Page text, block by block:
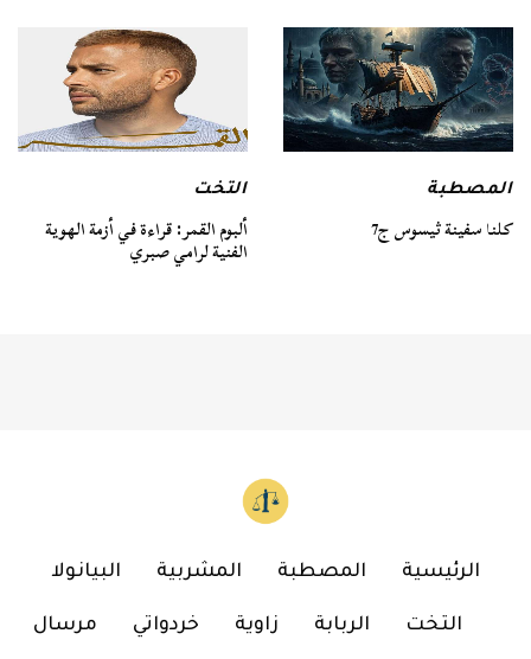
المصطبة
كلنا سفينة ثيسوس ج7
التخت
ألبوم القمر: قراءة في أزمة الهوية
الفنية لرامي صبري
الرئيسية المصطبة المشربية البيانولا
التخت الربابة زاوية خردواتي مرسال